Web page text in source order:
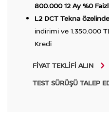
800.000 12 Ay %0
L2 DCT Tekna özelinde
indirimi ve 1.350.000
Kredi
FİYAT TEKLİFİ ALIN
TEST SÜRÜŞÜ TALEP